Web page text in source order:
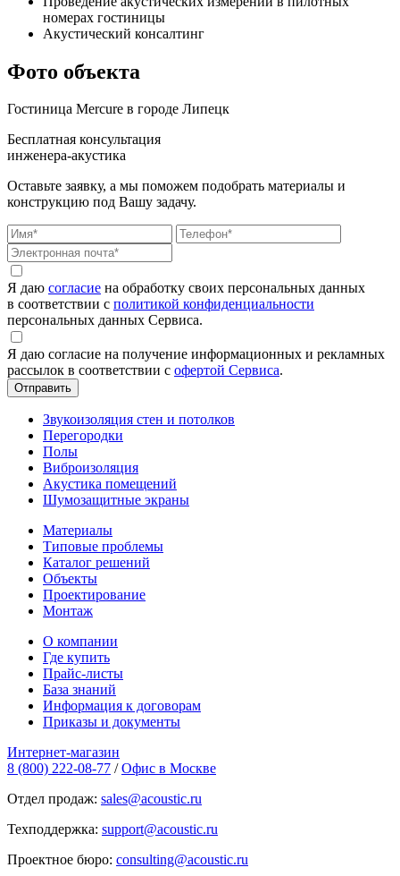
номерах гостиницы
Акустический консалтинг
Фото объекта
Гостиница Mercure в городе Липецк
Бесплатная консультация
инженера-акустика
Оставьте заявку, а мы поможем подобрать материалы и
конструкцию под Вашу задачу.
Я даю согласие на обработку своих персональных данных
в соответствии с политикой конфиденциальности
персональных данных Сервиса.
Я даю согласие на получение информационных и рекламных
рассылок в соответствии с офертой Сервиса.
Звукоизоляция стен и потолков
Перегородки
Полы
Виброизоляция
Акустика помещений
Шумозащитные экраны
Материалы
Типовые проблемы
Каталог решений
Объекты
Проектирование
Монтаж
О компании
Где купить
Прайс-листы
База знаний
Информация к договорам
Приказы и документы
Интернет-магазин
8 (800) 222-08-77 / Офис в Москве
Отдел продаж: sales@acoustic.ru
Техподдержка: support@acoustic.ru
Проектное бюро: consulting@acoustic.ru